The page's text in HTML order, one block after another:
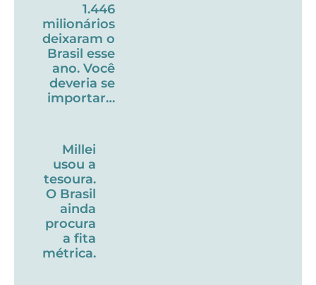
1.446
milionários
deixaram o
Brasil esse
ano. Você
deveria se
importar…
Millei
usou a
tesoura.
O Brasil
ainda
procura
a fita
métrica.